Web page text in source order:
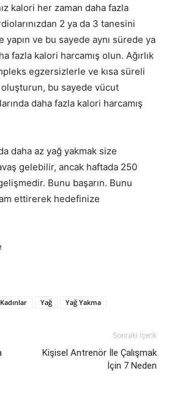
kalori her zaman daha fazla
2 ya da 3 tanesini
ve bu sayede aynı sürede ya
fazla kalori harcamış olun. Ağırlık
egzersizlerle ve kısa süreli
oluşturun, bu sayede vücut
daha fazla kalori harcamış
daha az yağ yakmak size
gelebilir, ancak haftada 250
Bunu başarın. Bunu
ettirerek hedefinize
Kadınlar Yağ Yağ Yakma
Sonraki İçerik
Kişisel Antrenör İle Çalışmak
İçin 7 Neden